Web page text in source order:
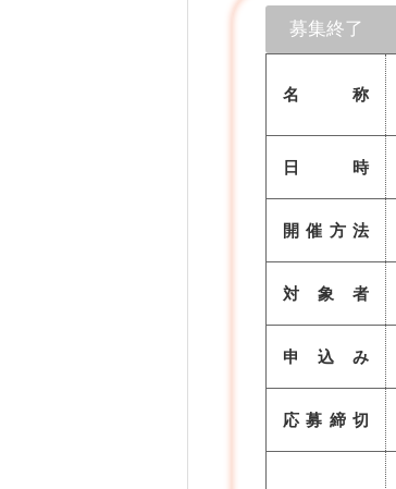
募集終了
名 称
日 時
開催方法
対 象 者
申 込 み
応募締切